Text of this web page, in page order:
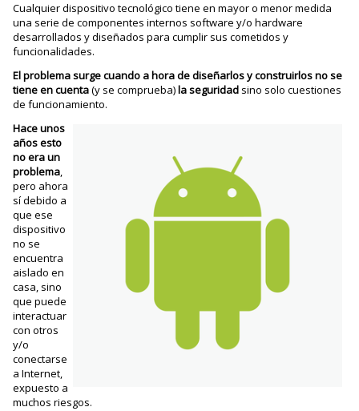
Cualquier dispositivo tecnológico tiene en mayor o menor medida
una serie de componentes internos software y/o hardware
desarrollados y diseñados para cumplir sus cometidos y
funcionalidades.
El problema surge cuando a hora de diseñarlos y construirlos no se
tiene en cuenta(y se comprueba) la seguridad sino solo cuestiones
de funcionamiento.
Hace unos
años esto
no era un
problema,
pero ahora
sí debido a
que ese
dispositivo
no se
encuentra
aislado en
casa, sino
que puede
interactuar
con otros
y/o
conectarse
a Internet,
expuesto a
muchos riesgos.